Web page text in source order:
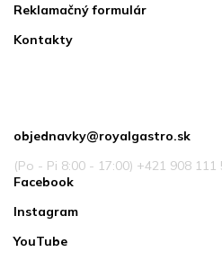
Reklamačný formulár
Kontakty
objednavky@royalgastro.sk
(Po - Pi 8:00 - 17:00) +421 908 111
Facebook
Instagram
YouTube